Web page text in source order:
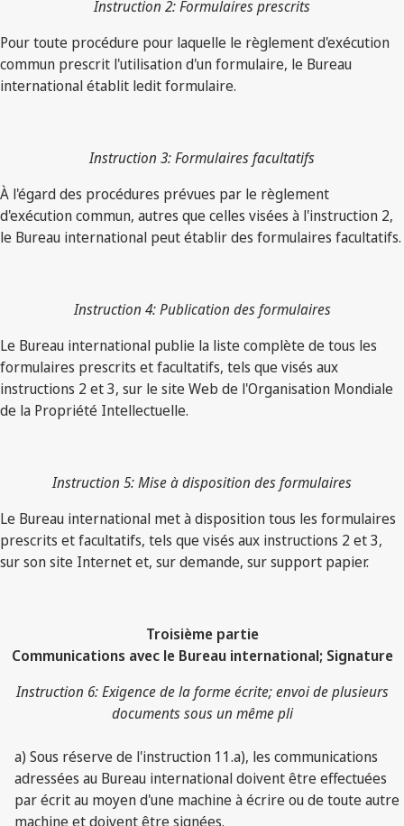
Instruction 2: Formulaires prescrits
Pour toute procédure pour laquelle le règlement d'exécution
commun prescrit l'utilisation d'un formulaire, le Bureau
international établit ledit formulaire.
Instruction 3: Formulaires facultatifs
À l'égard des procédures prévues par le règlement
d'exécution commun, autres que celles visées à l'instruction 2,
le Bureau international peut établir des formulaires facultatifs.
Instruction 4: Publication des formulaires
Le Bureau international publie la liste complète de tous les
formulaires prescrits et facultatifs, tels que visés aux
instructions 2 et 3, sur le site Web de l'Organisation Mondiale
de la Propriété Intellectuelle.
Instruction 5: Mise à disposition des formulaires
Le Bureau international met à disposition tous les formulaires
prescrits et facultatifs, tels que visés aux instructions 2 et 3,
sur son site Internet et, sur demande, sur support papier.
Troisième partie
Communications avec le Bureau international; Signature
Instruction 6: Exigence de la forme écrite; envoi de plusieurs
documents sous un même pli
a) Sous réserve de l'instruction 11.a), les communications
adressées au Bureau international doivent être effectuées
par écrit au moyen d'une machine à écrire ou de toute autre
machine et doivent être signées.